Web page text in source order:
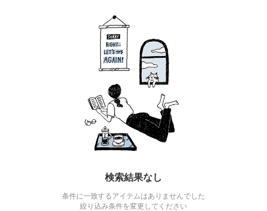
検索結果なし
条件に一致するアイテムはありませんでした
絞り込み条件を変更してください